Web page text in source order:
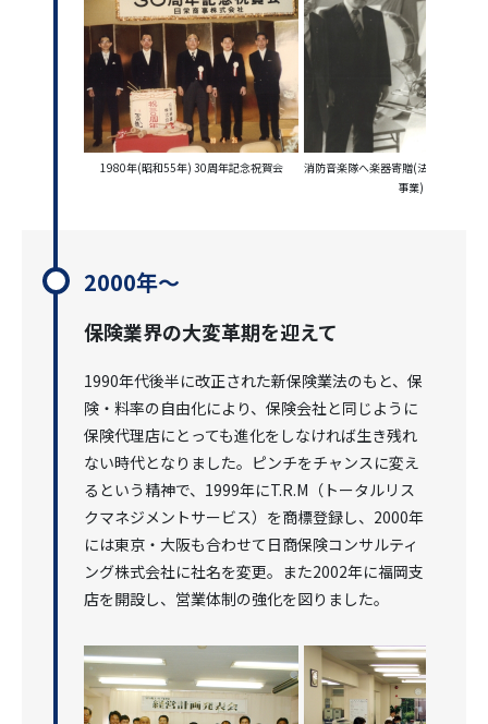
1980年(昭和55年) 30周年記念祝賀会
消防音楽隊へ楽器寄贈(法人設立30周
事業)
2000年～
保険業界の大変革期を迎えて
1990年代後半に改正された新保険業法のもと、保
険・料率の自由化により、保険会社と同じように
保険代理店にとっても進化をしなければ生き残れ
ない時代となりました。ピンチをチャンスに変え
るという精神で、1999年にT.R.M（トータルリス
クマネジメントサービス）を商標登録し、2000年
には東京・大阪も合わせて日商保険コンサルティ
ング株式会社に社名を変更。また2002年に福岡支
店を開設し、営業体制の強化を図りました。